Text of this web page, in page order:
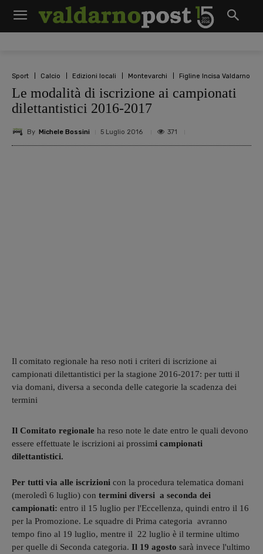
Sport Calcio Edizioni locali Montevarchi Figline Incisa Valdarno
Le modalità di iscrizione ai campionati
dilettantistici 2016-2017
By Michele Bossini 5 Luglio 2016 371
Il comitato regionale ha reso noti i criteri di iscrizione ai
campionati dilettantistici per la stagione 2016-2017: per tutti il
via domani, diversa a seconda delle categorie la scadenza dei
termini
Il Comitato regionale ha reso note le date entro le quali devono
essere effettuate le iscrizioni ai prossimi campionati
dilettantistici.
Per tutti via alle iscrizioni con la procedura telematica domani
(meroledì 6 luglio) con termini diversi a seconda dei
campionati: entro il 15 luglio per l'Eccellenza, quindi entro il 16
per la Promozione. Le squadre di Prima categoria avranno
tempo fino al 19 luglio, mentre il 22 luglio è il termine ultimo
per quelle di Seconda categoria. Il 19 agosto sarà invece l'ultimo